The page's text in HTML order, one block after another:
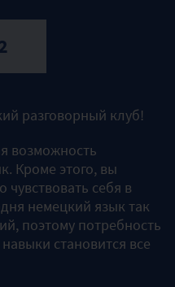
разговорный клуб!
возможность
Кроме этого, вы
чувствовать себя в
немецкий язык так
поэтому потребность
становится все